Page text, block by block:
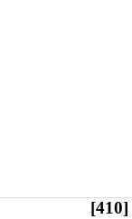
[410]